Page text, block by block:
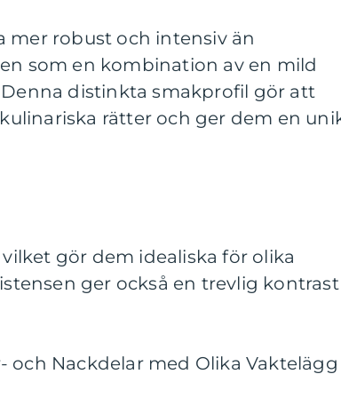
mer robust och intensiv än
som en kombination av en mild
distinkta smakprofil gör att
rätter och ger dem en
gör dem idealiska för olika
ger också en trevlig kontrast
och Nackdelar med Olika Vaktelägg